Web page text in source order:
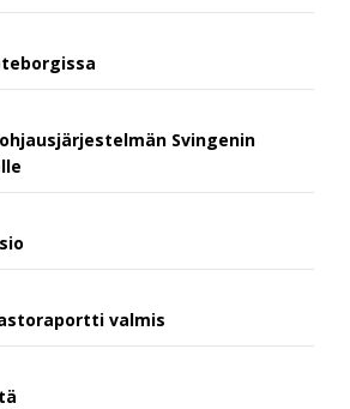
Svingenin
valmis